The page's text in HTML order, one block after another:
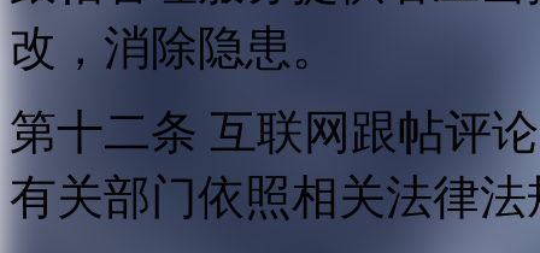
改，消除隐患。
第十二条 互联网跟帖评
有关部门依照相关法律